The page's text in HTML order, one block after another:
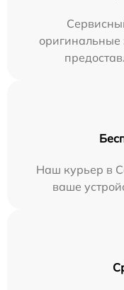
оригинальные
Наш курьер в
ваше